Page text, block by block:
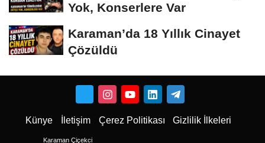
Yok, Konserlere Var
Karaman’da 18 Yıllık Cinayet
Çözüldü
Künye İletişim Çerez Politikası Gizlilik İlkeleri
Karaman Çiçekci